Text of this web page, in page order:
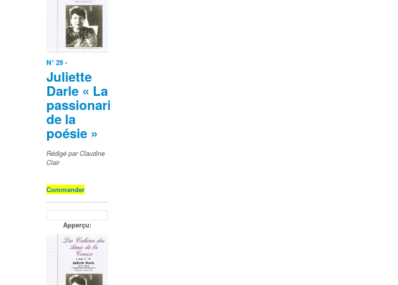
N° 29 -
Juliette
Darle « La
passionaria
de la
poésie »
Rédigé par Claudine
Clair
Commander
Apperçu: